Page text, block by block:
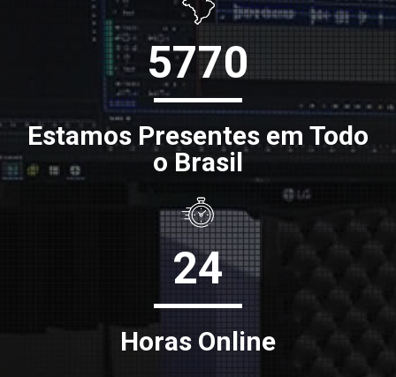
5770
Estamos Presentes em Todo
o Brasil
24
Horas Online